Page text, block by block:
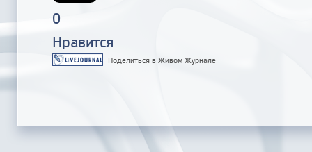
0
Нравится
Поделиться в Живом Журнале